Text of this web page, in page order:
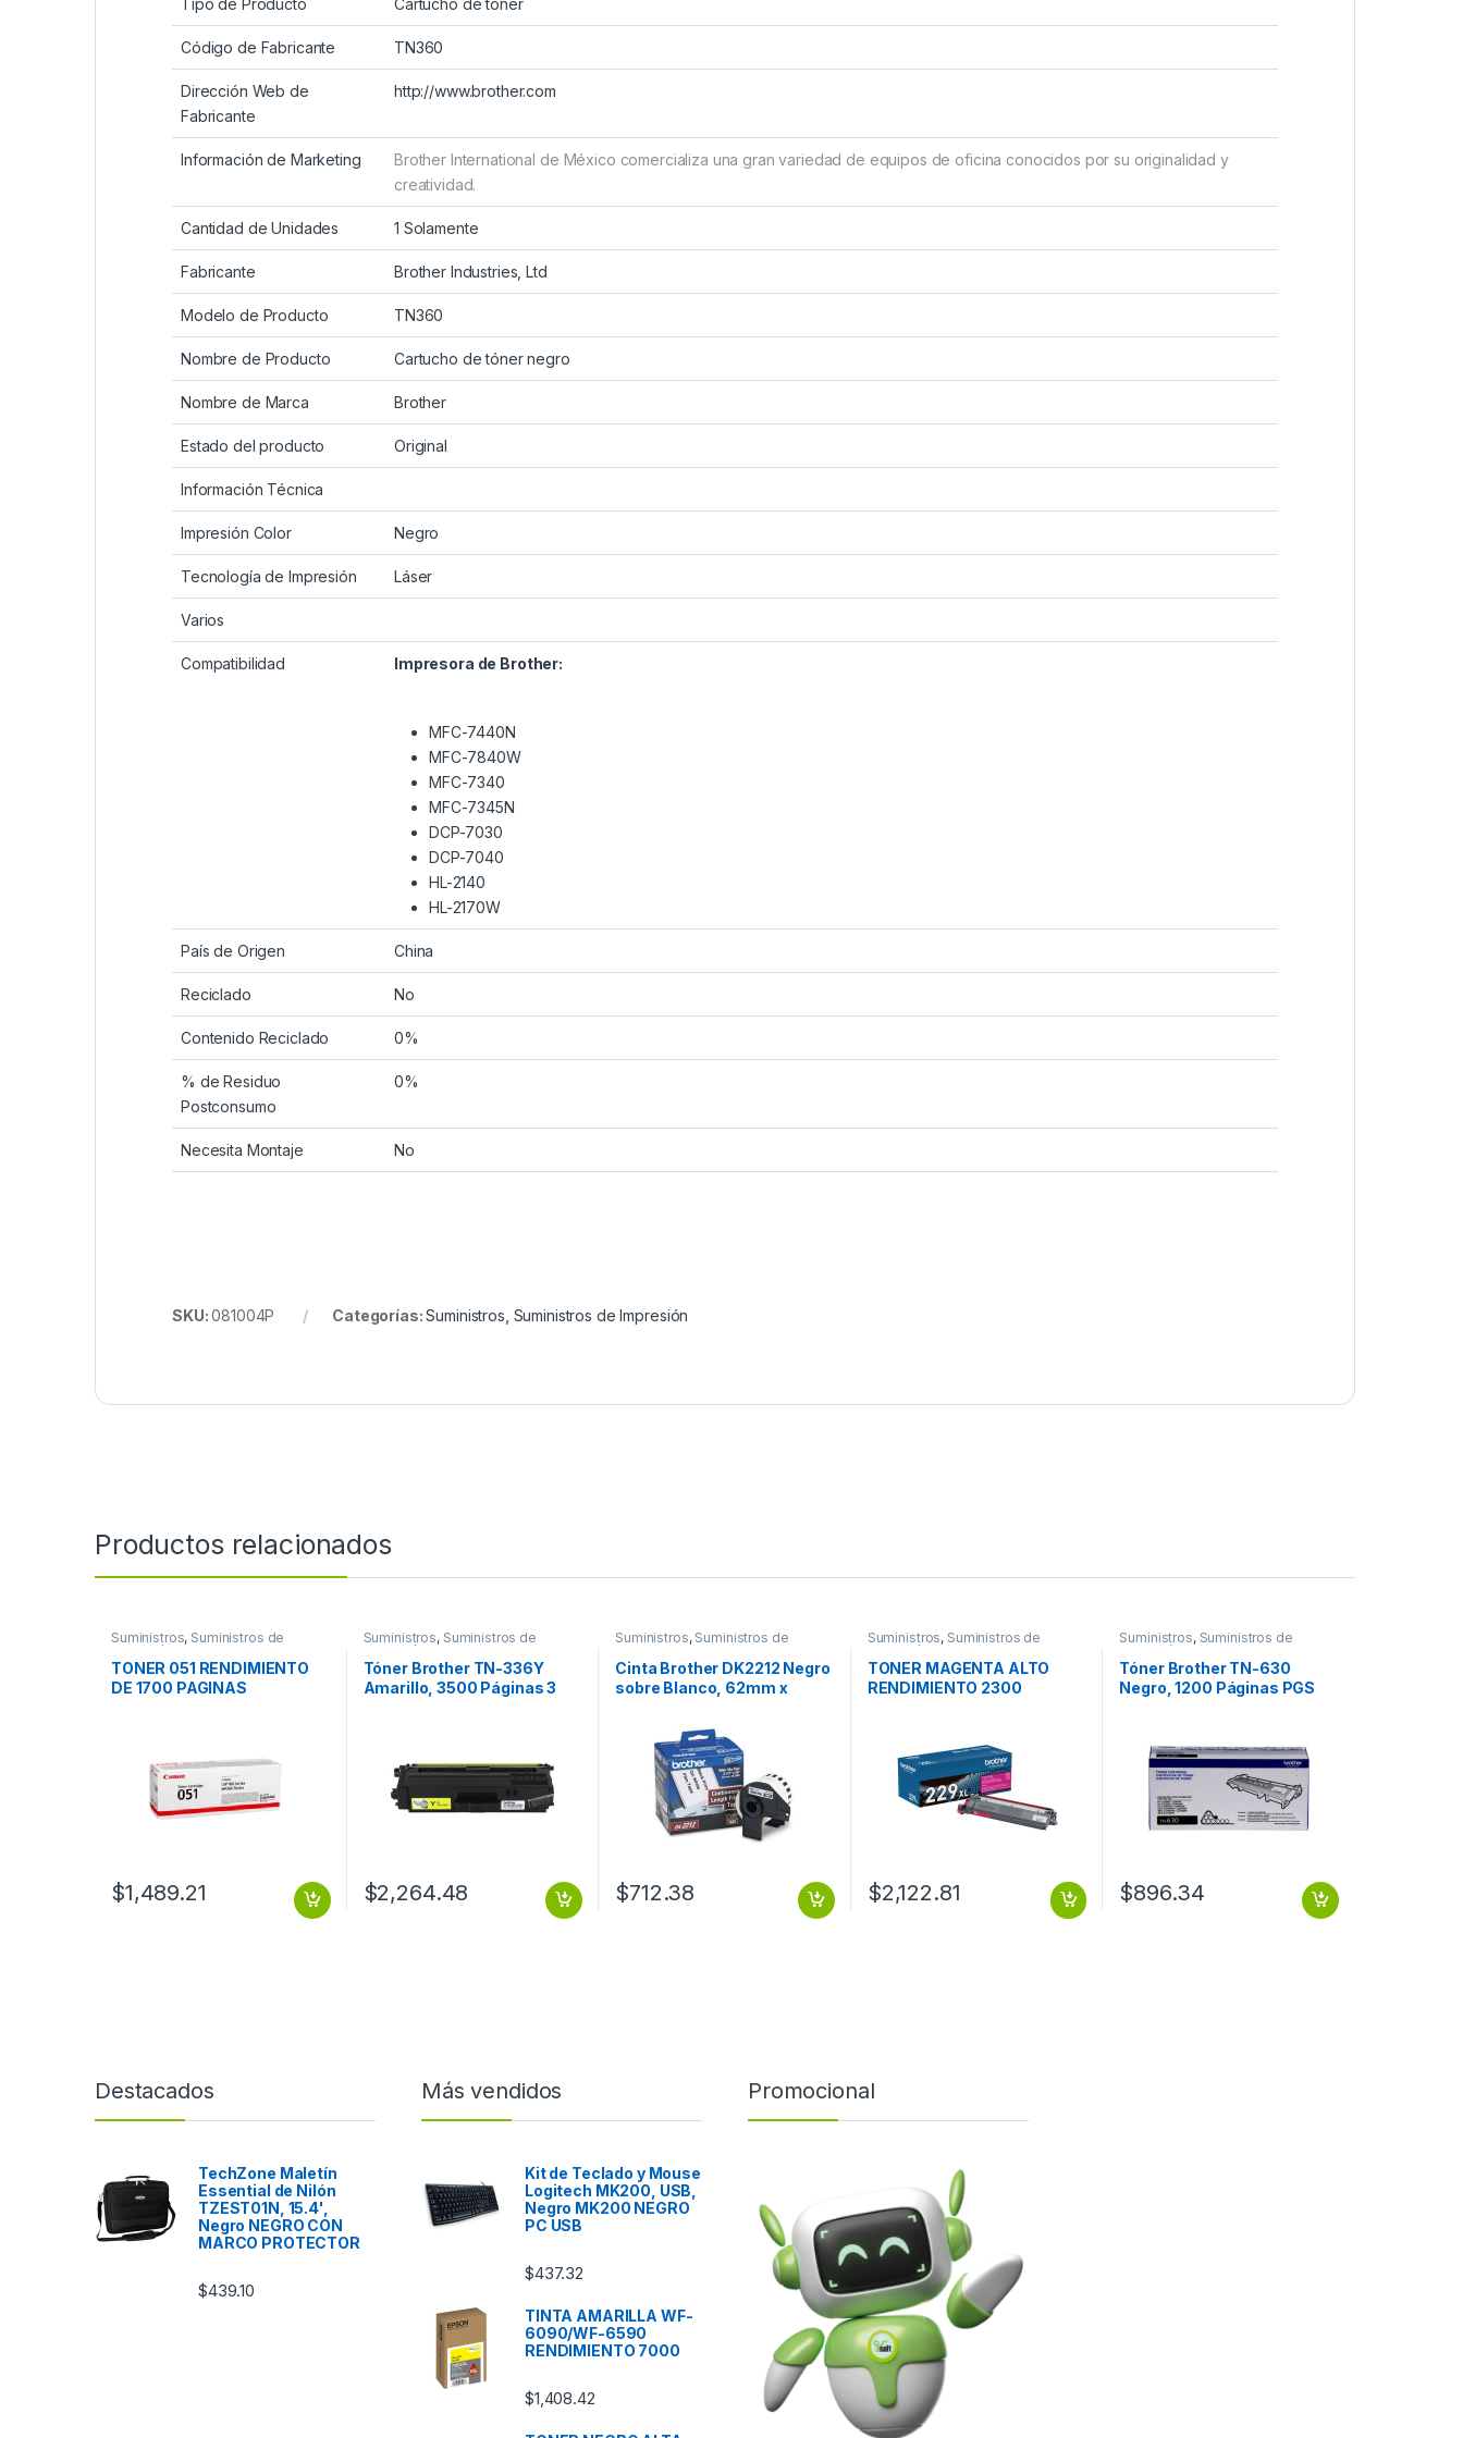
Tipo de Producto Cartucho de tóner
Código de Fabricante TN360
Dirección Web de
Fabricante
http://www.brother.com
Información de Marketing
Brother International de México comercializa una gran variedad de equipos de oficina conocidos por su originalidad y
creatividad.
Cantidad de Unidades 1 Solamente
Fabricante Brother Industries, Ltd
Modelo de Producto TN360
Nombre de Producto Cartucho de tóner negro
Nombre de Marca Brother
Estado del producto Original
Información Técnica
Impresión Color Negro
Tecnología de Impresión Láser
Varios
Compatibilidad Impresora de Brother:
MFC-7440N
MFC-7840W
MFC-7340
MFC-7345N
DCP-7030
DCP-7040
HL-2140
HL-2170W
País de Origen China
Reciclado No
Contenido Reciclado 0%
% de Residuo
Postconsumo
0%
Necesita Montaje No
SKU:081004P Categorías:Suministros Suministros de Impresión
Productos relacionados
Suministros, Suministros de
Impresión
TONER 051 RENDIMIENTO
DE 1700 PAGINAS
$1,489.21
Suministros, Suministros de
Impresión
Tóner Brother TN-336Y
Amarillo, 3500 Páginas 3
$2,264.48
Suministros, Suministros de
Cinta Brother DK2212 Negro
sobre Blanco, 62mm x
62MM X 15.2M
$712.38
Suministros, Suministros de
Impresión
TONER MAGENTA ALTO
RENDIMIENTO 2300
$2,122.81
Suministros, Suministros de
Impresión
Tóner Brother TN-630
Negro, 1200 Páginas PGS
$896.34
Destacados
TechZone Maletín
Essential de Nilón
TZEST01N, 15.4',
Negro NEGRO CON
MARCO PROTECTOR
$439.10
Más vendidos
Kit de Teclado y Mouse
Logitech MK200, USB,
Negro MK200 NEGRO
PC USB
$437.32
TINTA AMARILLA WF-
6090/WF-6590
RENDIMIENTO 7000
$1,408.42
Promocional